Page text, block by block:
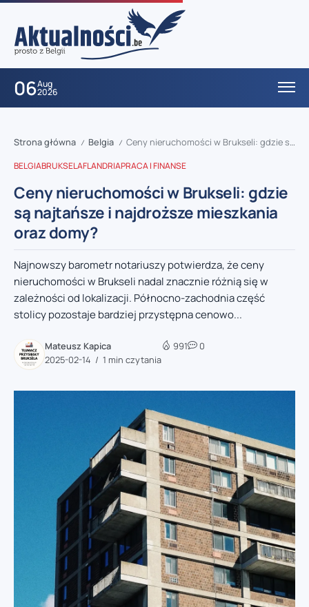
06Aug
2026
Strona główna / Belgia / Ceny nieruchomości w Brukseli: gdzie są najtańsze i najdroższe mieszkania oraz domy?
BELGIABRUKSELAFLANDRIAPRACA I FINANSE
Ceny nieruchomości w Brukseli: gdzie
są najtańsze i najdroższe mieszkania
oraz domy?
Najnowszy barometr notariuszy potwierdza, że ceny
nieruchomości w Brukseli nadal znacznie różnią się w
zależności od lokalizacji. Północno-zachodnia część
stolicy pozostaje bardziej przystępna cenowo...
Mateusz Kapica
2025-02-14
1 min czytania
991 0